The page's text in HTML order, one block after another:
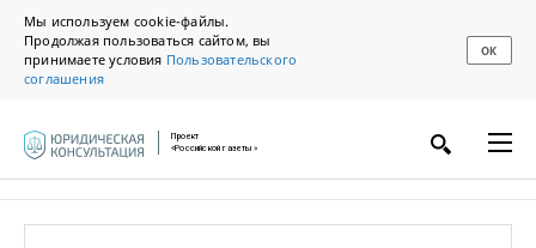
Мы используем cookie-файлы.
Продолжая пользоваться сайтом, вы
принимаете условия Пользовательского
соглашения
ОК
Проект
«Российской газеты»